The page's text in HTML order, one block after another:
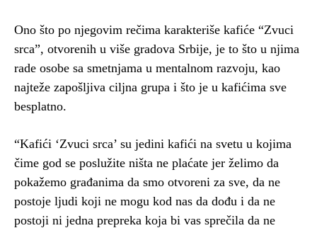
Ono što po njegovim rečima karakteriše kafiće “Zvuci
srca”, otvorenih u više gradova Srbije, je to što u njima
rade osobe sa smetnjama u mentalnom razvoju, kao
najteže zapošljiva ciljna grupa i što je u kafićima sve
besplatno.
“Kafići ‘Zvuci srca’ su jedini kafići na svetu u kojima
čime god se poslužite ništa ne plaćate jer želimo da
pokažemo građanima da smo otvoreni za sve, da ne
postoje ljudi koji ne mogu kod nas da dođu i da ne
postoji ni jedna prepreka koja bi vas sprečila da ne